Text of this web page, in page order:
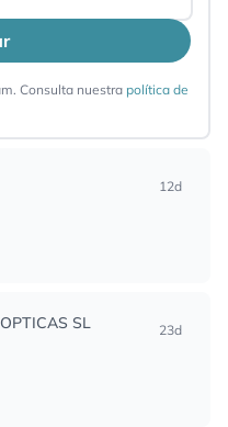
Consulta nuestra política de
12d
SL 23d